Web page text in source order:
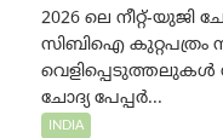
2026 ലെ നീറ്റ്-യുജി
സിബിഐ കുറ്റപത്രം
വെളിപ്പെടുത്തലുകൾ
ചോദ്യ പേപ്പർ...
INDIA